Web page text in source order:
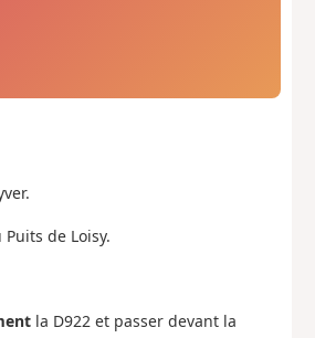
de Loisy.
la D922 et passer devant la